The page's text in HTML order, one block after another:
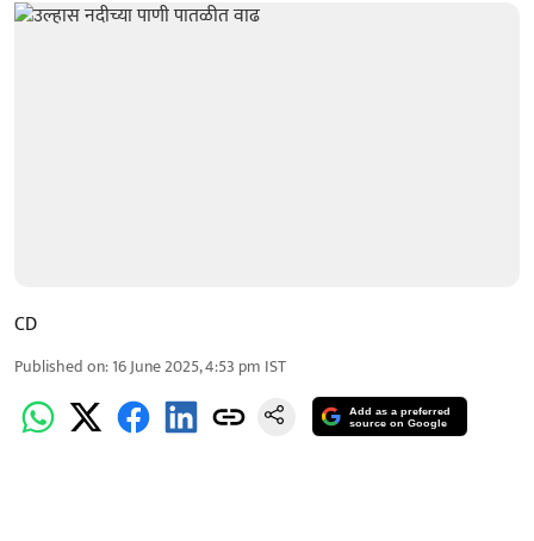
CD
Published on:16 June 2025, 4:53 pm IST
Add as a preferred
source on Google